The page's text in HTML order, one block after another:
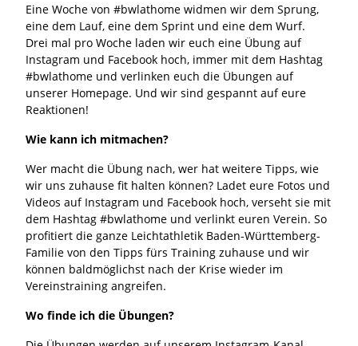
Eine Woche von #bwlathome widmen wir dem Sprung,
eine dem Lauf, eine dem Sprint und eine dem Wurf.
Drei mal pro Woche laden wir euch eine Übung auf
Instagram und Facebook hoch, immer mit dem Hashtag
#bwlathome und verlinken euch die Übungen auf
unserer Homepage. Und wir sind gespannt auf eure
Reaktionen!
Wie kann ich mitmachen?
Wer macht die Übung nach, wer hat weitere Tipps, wie
wir uns zuhause fit halten können? Ladet eure Fotos und
Videos auf Instagram und Facebook hoch, verseht sie mit
dem Hashtag #bwlathome und verlinkt euren Verein. So
profitiert die ganze Leichtathletik Baden-Württemberg-
Familie von den Tipps fürs Training zuhause und wir
können baldmöglichst nach der Krise wieder im
Vereinstraining angreifen.
Wo finde ich die Übungen?